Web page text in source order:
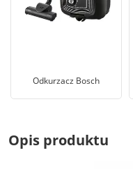
Odkurzacz Bosch
Opis produktu